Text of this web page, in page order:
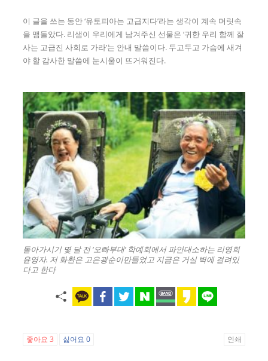
이 글을 쓰는 동안 ‘유토피아는 고급지다’라는 생각이 계속 머릿속
을 맴돌았다. 리샘이 우리에게 남겨주신 선물은 ‘귀한 우리 함께 잘
사는 고급진 사회로 가라’는 안내 말씀이다. 두고두고 가슴에 새겨
야 할 감사한 말씀에 눈시울이 뜨거워진다.
돌아가시기 몇 달 전 ‘오빠부대’ 학예회에서 파안대소하는 리영희
윤영자. 저 화환은 고은광순이만들었고 지금은 거실 벽에 걸려있
다고 한다
좋아요3 싫어요0 인쇄